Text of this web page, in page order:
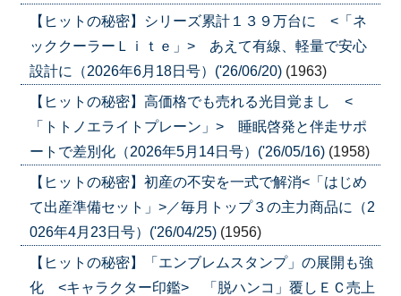
【ヒットの秘密】シリーズ累計１３９万台に <「ネ
ッククーラーＬｉｔｅ」> あえて有線、軽量で安心
設計に（2026年6月18日号）('26/06/20) (1963)
【ヒットの秘密】高価格でも売れる光目覚まし <
「トトノエライトプレーン」> 睡眠啓発と伴走サポ
ートで差別化（2026年5月14日号）('26/05/16) (1958)
【ヒットの秘密】初産の不安を一式で解消<「はじめ
て出産準備セット」>／毎月トップ３の主力商品に（2
026年4月23日号）('26/04/25) (1956)
【ヒットの秘密】「エンブレムスタンプ」の展開も強
化 <キャラクター印鑑> 「脱ハンコ」覆しＥＣ売上